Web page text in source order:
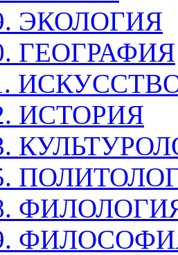
ЭКОЛОГИЯ
ГЕОГРАФИЯ
ИСТОРИЯ